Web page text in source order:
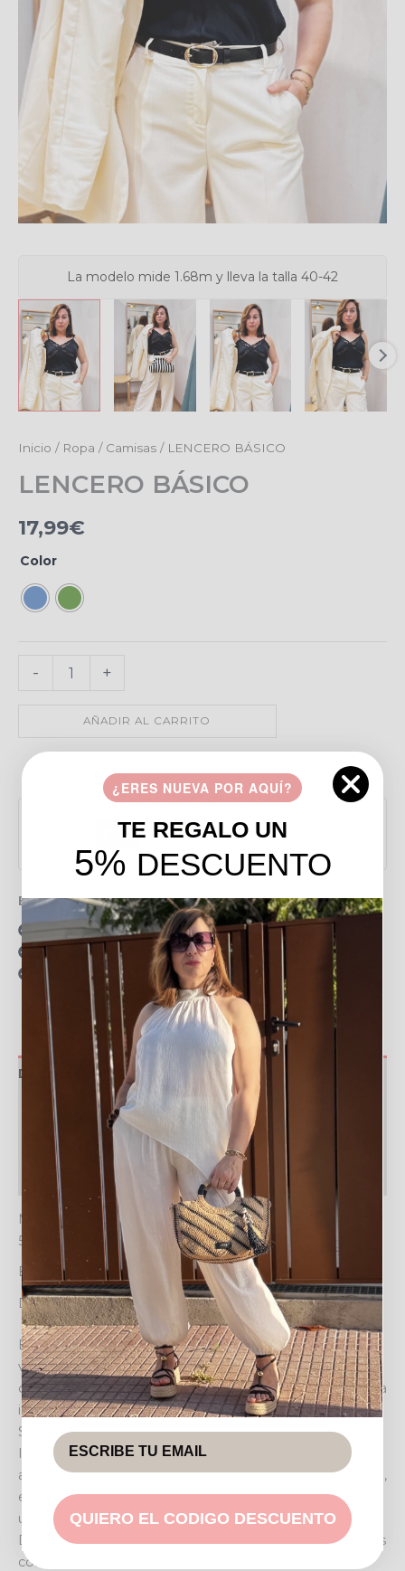
La modelo mide 1.68m y lleva la talla 40-42
Inicio / Ropa / Camisas / LENCERO BÁSICO
LENCERO BÁSICO
17,99€
Color
-
LENCERO
cantidad
+
AÑADIR AL CARRITO
Pago seguro garantizado
Envío gratis en pedidos de más de 49 €
15 días para realizar devoluciones
Resolvemos tus dudas por llamada o WhatsApp
Recogida en tienda gratis
Descripción
Información adicional
Valoraciones (0)
Política de devoluciones
MEDIDAS SISA A SISA 36CM, ESTIRADO 53CM, LARGO
54CM.
ELEVA TU ESTILO CON EL LENCERO BÁSICO
Diseño y estilo
El LENCERO BÁSICO es la pieza clave para un armario
versátil y elegante. Este top de estilo camisola se
distingue por su diseño sofisticado y delicado, ideal para
infundir un toque de feminidad en cualquier conjunto.
Su confección, visible en la textura satinada o similar de
las imágenes, sugiere una caída fluida y un tacto
agradable. El detalle más distintivo es su escote de pico,
exquisitamente adornado con encaje fino, que añade
un aire de sensualidad discreta y refinamiento.
Disponible en tonos clásicos como el negro y versátiles
como el dorado/bronce, este lencero es un básico
¿ERES NUEVA POR AQUÍ?
TE REGALO UN
5% DESCUENTO
QUIERO EL CODIGO DESCUENTO